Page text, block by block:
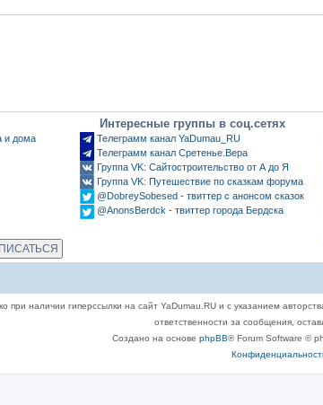
и дома
Интересные группы в соц.сетях
Телеграмм канал YaDumau_RU
Телеграмм канал Сретенье.Вера
Группа VK: Сайтостроительство от А до Я
Группа VK: Путешествие по сказкам форума
@DobreySobesed - твиттер с анонсом сказок
@AnonsBerdck - твиттер города Бердска
при наличии гиперссылки на сайт YaDumau.RU и с указанием
ответственности за сообщения,
Создано на основе phpBB® Forum Software ©